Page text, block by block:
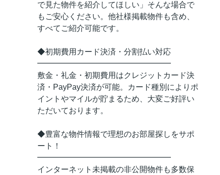
で見た物件を紹介してほしい」そんな場合で
もご安心ください。他社様掲載物件も含め、
すべてご紹介可能です。
◆初期費用カード決済・分割払い対応
━━━━━━━━━━━━━━━━━
敷金・礼金・初期費用はクレジットカード決
済・PayPay決済が可能。カード種別によりポ
イントやマイルが貯まるため、大変ご好評い
ただいております。
◆豊富な物件情報で理想のお部屋探しをサポ
ート！
━━━━━━━━━━━━━━━━━
インターネット未掲載の非公開物件も多数保